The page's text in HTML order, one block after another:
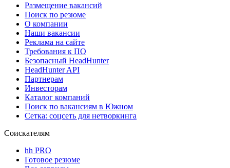
Размещение вакансий
Поиск по резюме
О компании
Наши вакансии
Реклама на сайте
Требования к ПО
Безопасный HeadHunter
HeadHunter API
Партнерам
Инвесторам
Каталог компаний
Поиск по вакансиям в Южном
Сетка: соцсеть для нетворкинга
Соискателям
hh PRO
Готовое резюме